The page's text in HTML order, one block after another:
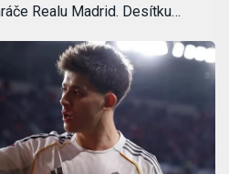
Realu Madrid. Desítku…